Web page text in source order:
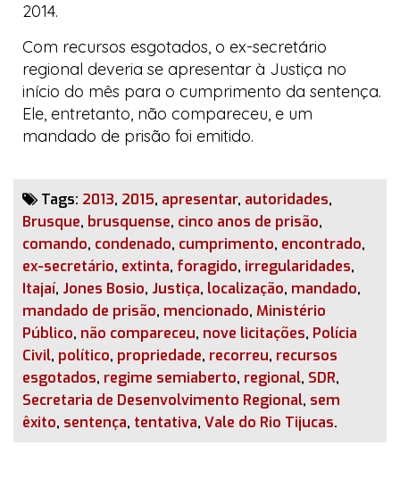
2014.
Com recursos esgotados, o ex-secretário
regional deveria se apresentar à Justiça no
início do mês para o cumprimento da sentença.
Ele, entretanto, não compareceu, e um
mandado de prisão foi emitido.
Tags: 2013, 2015, apresentar, autoridades,
Brusque, brusquense, cinco anos de prisão,
comando, condenado, cumprimento, encontrado,
ex-secretário, extinta, foragido, irregularidades,
Itajaí, Jones Bosio, Justiça, localização, mandado,
mandado de prisão, mencionado, Ministério
Público, não compareceu, nove licitações, Polícia
Civil, político, propriedade, recorreu, recursos
esgotados, regime semiaberto, regional, SDR,
Secretaria de Desenvolvimento Regional, sem
êxito, sentença, tentativa, Vale do Rio Tijucas.